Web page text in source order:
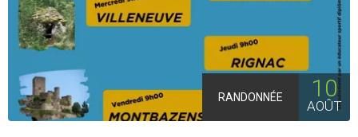
RANDONNÉE 10
AOÛT